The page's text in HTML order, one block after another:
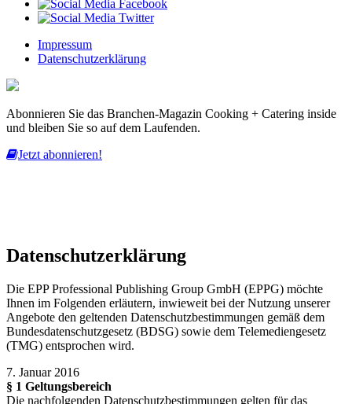
Impressum
Datenschutzerklärung
Abonnieren Sie das Branchen-Magazin Cooking + Catering inside
und bleiben Sie so auf dem Laufenden.
Jetzt abonnieren!
Datenschutzerklärung
Die EPP Professional Publishing Group GmbH (EPPG) möchte
Ihnen im Folgenden erläutern, inwieweit bei der Nutzung unserer
Angebote den geltenden Datenschutzbestimmungen gemäß dem
Bundesdatenschutzgesetz (BDSG) sowie dem Telemediengesetz
(TMG) entsprochen wird.
7. Januar 2016
§ 1 Geltungsbereich
Die nachfolgenden Datenschutzbestimmungen gelten für das